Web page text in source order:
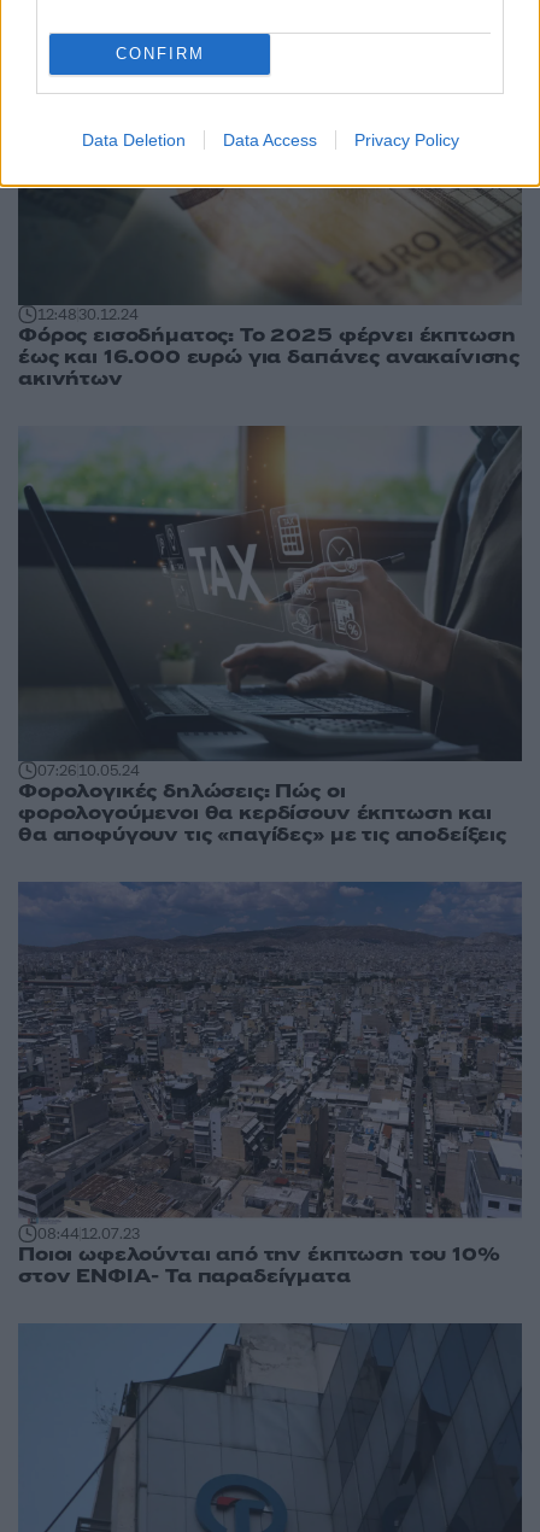
CONFIRM
Data Deletion Data Access Privacy Policy
12:4830.12.24
Φόρος εισοδήματος: Το 2025 φέρνει έκπτωση
έως και 16.000 ευρώ για δαπάνες ανακαίνισης
ακινήτων
07:2610.05.24
Φορολογικές δηλώσεις: Πώς οι
φορολογούμενοι θα κερδίσουν έκπτωση και
θα αποφύγουν τις «παγίδες» με τις αποδείξεις
08:4412.07.23
Ποιοι ωφελούνται από την έκπτωση του 10%
στον ΕΝΦΙΑ- Τα παραδείγματα